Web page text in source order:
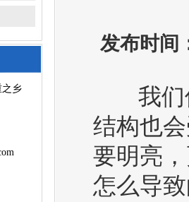
之乡
发布时间
我们
结构也
要明亮
怎么导